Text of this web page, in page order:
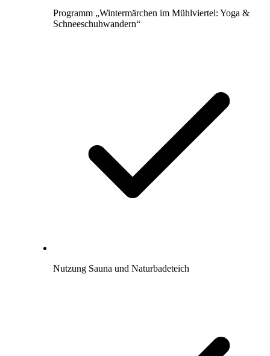
Programm „Wintermärchen im Mühlviertel: Yoga &
Schneeschuhwandern“
Nutzung Sauna und Naturbadeteich